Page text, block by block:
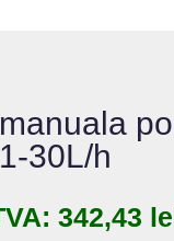
30L/h
342,43